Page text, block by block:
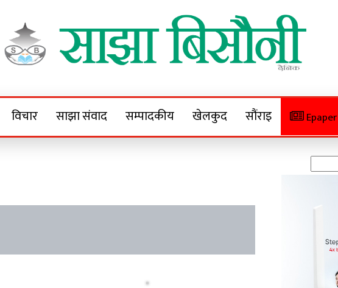
Sajha Bisaunee
विचार साझा संवाद सम्पादकीय खेलकुद सौंराइ Epaper
for: